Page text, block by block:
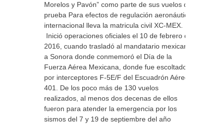
Morelos y Pavón” como parte de sus vuelos de
prueba Para efectos de regulación aeronáutica
internacional lleva la matricula civil XC-MEX.
Inició operaciones oficiales el 10 de febrero de
2016, cuando trasladó al mandatario mexicano
a Sonora donde conmemoró el Día de la
Fuerza Aérea Mexicana, donde fue escoltado
por interceptores F-5E/F del Escuadrón Aéreo
401. De los poco más de 130 vuelos
realizados, al menos dos decenas de ellos
fueron para atender la emergencia por los
sismos del 7 y 19 de septiembre del año